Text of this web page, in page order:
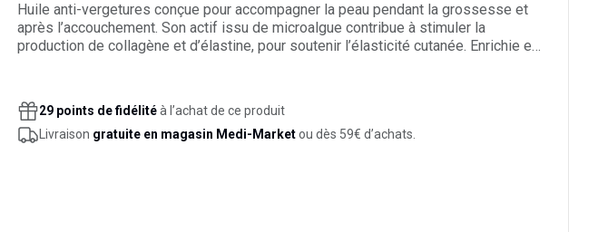
Huile anti-vergetures conçue pour accompagner la peau pendant la grossesse et
après l’accouchement. Son actif issu de microalgue contribue à stimuler la
production de collagène et d’élastine, pour soutenir l’élasticité cutanée. Enrichie en
vergetures. Sa texture sèche pénètre rapidement, avec un parfum gourmand aux
notes caramélisées. À appliquer de préférence le soir.
29 points de fidélitéà l’achat de ce produit
Livraison gratuite en magasin Medi-Marketou dès 59€ d’achats.